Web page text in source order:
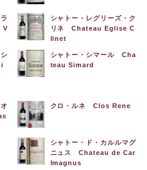
V
シャトー・レグリーズ・ク
リネ Chateau Eglise C
linet
シャトー・シマール Cha
teau Simard
クロ・ルネ Clos Rene
シャトー・ド・カルルマグ
ニュス Chateau de Car
lmagnus